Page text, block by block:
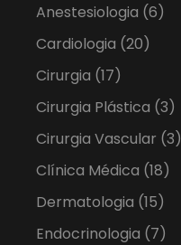
Anestesiologia (6)
Cardiologia (20)
Cirurgia (17)
Cirurgia Plástica (3)
Cirurgia Vascular (3)
Clínica Médica (18)
Dermatologia (15)
Endocrinologia (7)